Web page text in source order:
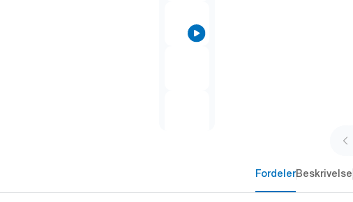
FordelerBeskrivelse